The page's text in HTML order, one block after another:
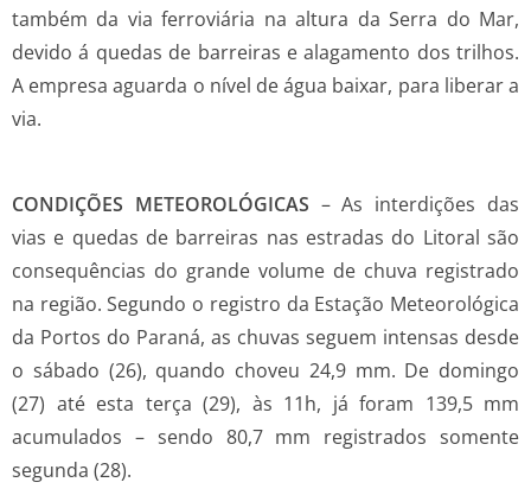
também da via ferroviária na altura da Serra do Mar,
devido á quedas de barreiras e alagamento dos trilhos.
A empresa aguarda o nível de água baixar, para liberar a
via.
CONDIÇÕES METEOROLÓGICAS – As interdições das
vias e quedas de barreiras nas estradas do Litoral são
consequências do grande volume de chuva registrado
na região. Segundo o registro da Estação Meteorológica
da Portos do Paraná, as chuvas seguem intensas desde
o sábado (26), quando choveu 24,9 mm. De domingo
(27) até esta terça (29), às 11h, já foram 139,5 mm
acumulados – sendo 80,7 mm registrados somente
segunda (28).